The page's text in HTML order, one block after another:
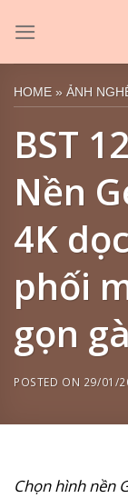
content
HOME » ẢNH
BST
Nền
4K
phối
gọn
POSTED ON 29/01/
Chọn hình nền